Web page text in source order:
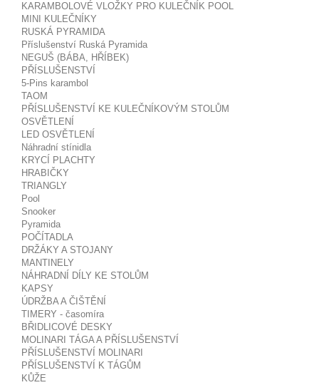
KARAMBOLOVÉ VLOŽKY PRO KULEČNÍK POOL
MINI KULEČNÍKY
RUSKÁ PYRAMIDA
Příslušenství Ruská Pyramida
NEGUŠ (BÁBA, HŘÍBEK)
PŘÍSLUŠENSTVÍ
5-Pins karambol
TAOM
PŘÍSLUŠENSTVÍ KE KULEČNÍKOVÝM STOLŮM
OSVĚTLENÍ
LED OSVĚTLENÍ
Náhradní stínidla
KRYCÍ PLACHTY
HRABIČKY
TRIANGLY
Pool
Snooker
Pyramida
POČÍTADLA
DRŽÁKY A STOJANY
MANTINELY
NÁHRADNÍ DÍLY KE STOLŮM
KAPSY
ÚDRŽBA A ČIŠTĚNÍ
TIMERY - časomíra
BŘIDLICOVÉ DESKY
MOLINARI TÁGA A PŘÍSLUŠENSTVÍ
PŘÍSLUŠENSTVÍ MOLINARI
PŘÍSLUŠENSTVÍ K TÁGŮM
KŮŽE